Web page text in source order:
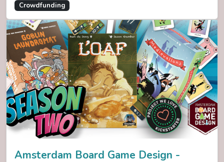
Crowdfunding
Amsterdam Board Game Design -